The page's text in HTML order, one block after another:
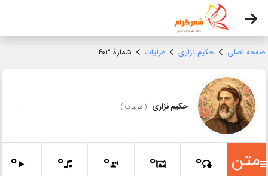
صفحه اصلی حکیم نزاری غزلیات شمارهٔ ۴۰۳
حکیم نزاری (غزلیات)
متن 0
0
0
0
0